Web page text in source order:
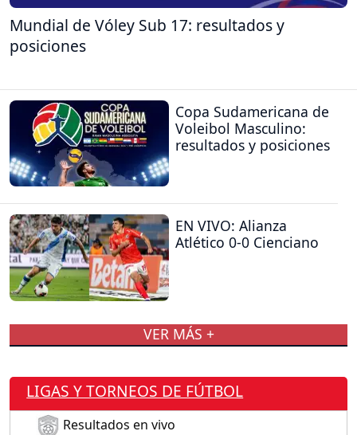
Mundial de Vóley Sub 17: resultados y
posiciones
Copa Sudamericana de
Voleibol Masculino:
resultados y posiciones
EN VIVO: Alianza
Atlético 0-0 Cienciano
VER MÁS +
LIGAS Y TORNEOS DE FÚTBOL
Resultados en vivo